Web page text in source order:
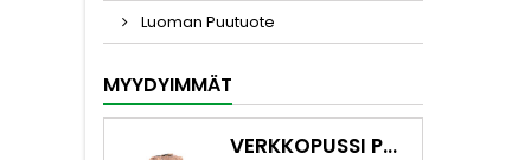
Luoman Puutuote
MYYDYIMMÄT
VERKKOPUSSI POLTTOPUILLE 60L